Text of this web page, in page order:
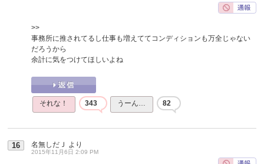
>>
事務所に推されてるし仕事も増えててコンディションも万全じゃない
だろうから
余計に気をつけてほしいよね
それな！ 343 うーん… 82
16 名無しだＪ より
2015年11月6日 2:09 PM